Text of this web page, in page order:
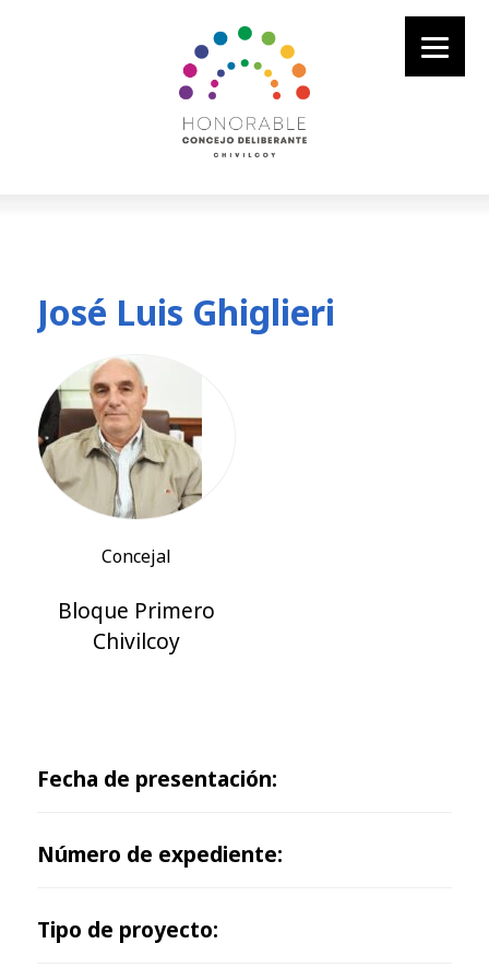
José Luis Ghiglieri
Concejal
Bloque Primero
Chivilcoy
Fecha de presentación:
Número de expediente:
Tipo de proyecto: